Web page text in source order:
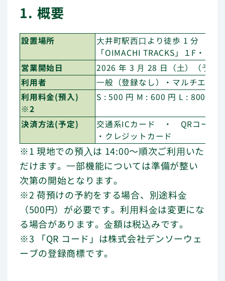
1. 概要
設置場所
⼤井町駅⻄⼝より徒歩 1 分
「OIMACHI TRACKS」１F・２F
営業開始日
2026 年 3 ⽉ 28 日（⼟）（予定
利用者
⼀般（登録なし）・マルチエキ
利用料金(預入)
※2
S : 500 円 M : 600 円 L : 800 円
決済方法(予定)
交通系ICカード ・ QRコー
・クレジットカード
※1 現地での預⼊は 14:00〜順次ご利⽤いた
だけます。⼀部機能については準備が整い
次第の開始となります。
※2 荷預けの予約をする場合、別途料⾦
（500円）が必要です。利⽤料⾦は変更にな
る場合があります。⾦額は税込みです。
※3 「QR コード」は株式会社デンソーウェ
ーブの登録商標です。
メッセージ
会社概要
ニュース
ロッカー設置をご検討のお客さま
よくあるご質問